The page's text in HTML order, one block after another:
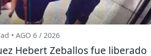
• AGO 6 / 2026
Hebert Zeballos fue liberado